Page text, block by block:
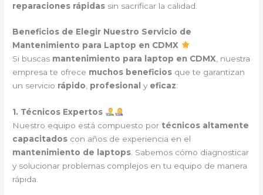
reparaciones rápidas sin sacrificar la calidad.
Beneficios de Elegir Nuestro Servicio de
Mantenimiento para Laptop en CDMX
Si buscas mantenimiento para laptop en CDMX, nuestra
empresa te ofrece muchos beneficios que te garantizan
un servicio rápido, profesional y eficaz:
1. Técnicos Expertos
Nuestro equipo está compuesto por técnicos altamente
capacitados con años de experiencia en el
mantenimiento de laptops. Sabemos cómo diagnosticar
y solucionar problemas complejos en tu equipo de manera
rápida.